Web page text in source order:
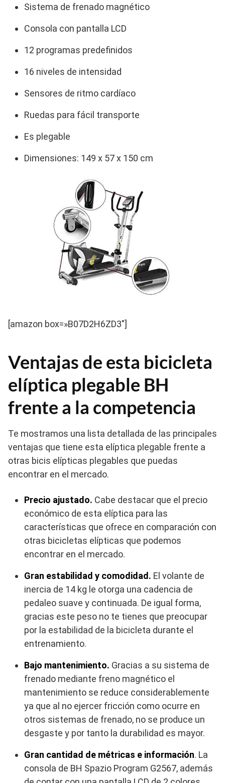
Sistema de frenado magnético
Consola con pantalla LCD
12 programas predefinidos
16 niveles de intensidad
Sensores de ritmo cardíaco
Ruedas para fácil transporte
Es plegable
Dimensiones: 149 x 57 x 150 cm
[amazon box=»B07D2H6ZD3″]
Ventajas de esta bicicleta
elíptica plegable BH
frente a la competencia
Te mostramos una lista detallada de las principales
ventajas que tiene esta elíptica plegable frente a
otras bicis elípticas plegables que puedas
encontrar en el mercado.
Precio ajustado. Cabe destacar que el precio
económico de esta elíptica para las
características que ofrece en comparación con
otras bicicletas elípticas que podemos
encontrar en el mercado.
Gran estabilidad y comodidad. El volante de
inercia de 14 kg le otorga una cadencia de
pedaleo suave y continuada. De igual forma,
gracias este peso no te tienes que preocupar
por la estabilidad de la bicicleta durante el
entrenamiento.
Bajo mantenimiento. Gracias a su sistema de
frenado mediante freno magnético el
mantenimiento se reduce considerablemente
ya que al no ejercer fricción como ocurre en
otros sistemas de frenado, no se produce un
desgaste y por tanto la durabilidad es mayor.
Gran cantidad de métricas e información. La
consola de BH Spazio Program G2567, además